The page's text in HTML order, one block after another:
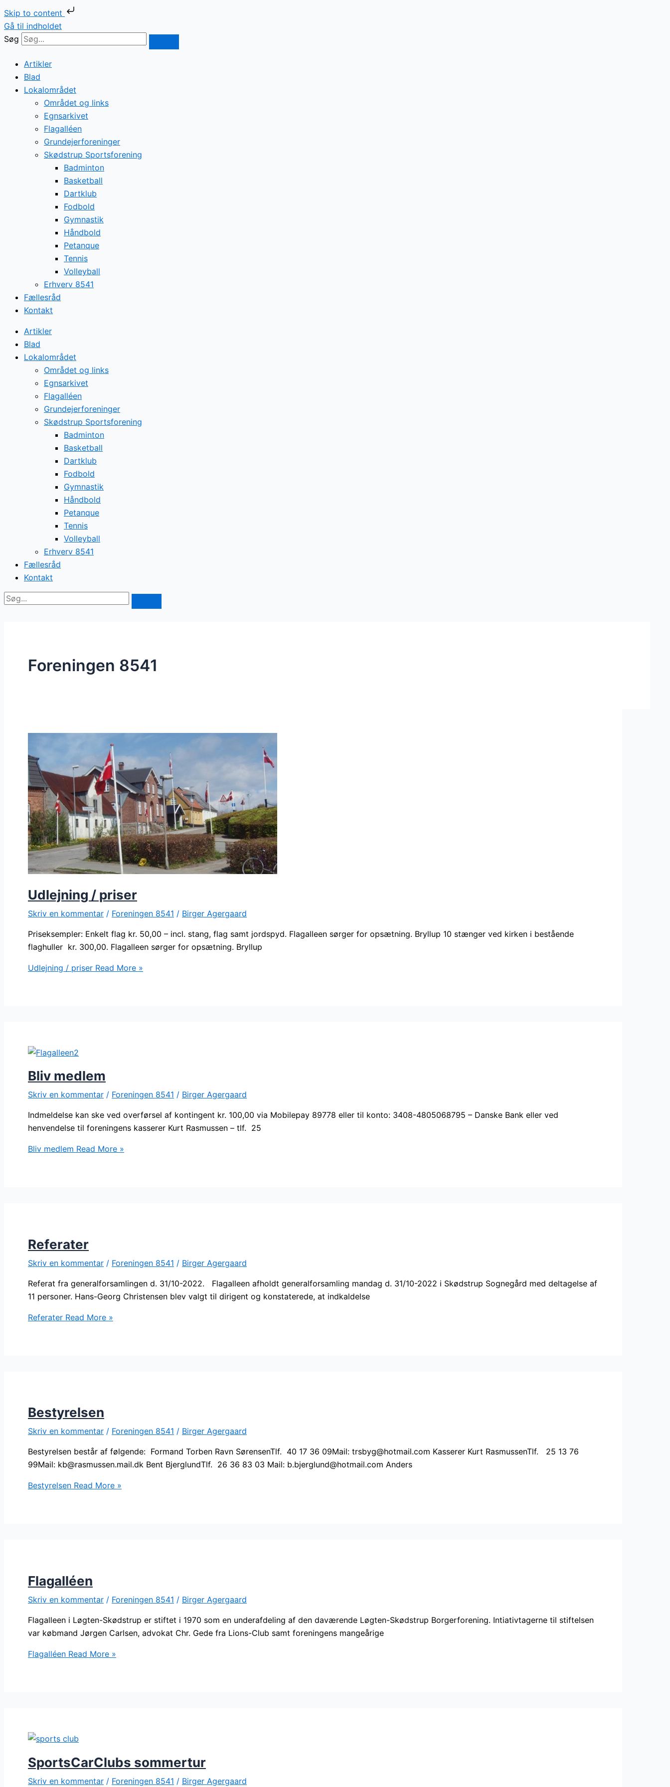
Skip to content
Gå til indholdet
Søg
Artikler
Blad
Lokalområdet
Området og links
Egnsarkivet
Flagalléen
Grundejerforeninger
Skødstrup Sportsforening
Badminton
Basketball
Dartklub
Fodbold
Gymnastik
Håndbold
Petanque
Tennis
Volleyball
Erhverv 8541
Fællesråd
Kontakt
Artikler
Blad
Lokalområdet
Området og links
Egnsarkivet
Flagalléen
Grundejerforeninger
Skødstrup Sportsforening
Badminton
Basketball
Dartklub
Fodbold
Gymnastik
Håndbold
Petanque
Tennis
Volleyball
Erhverv 8541
Fællesråd
Kontakt
Foreningen 8541
Udlejning / priser
Skriv en kommentar / Foreningen 8541 / Birger Agergaard
Priseksempler: Enkelt flag kr. 50,00 – incl. stang, flag samt jordspyd. Flagalleen sørger for opsætning. Bryllup 10 stænger ved kirken i bestående
flaghuller kr. 300,00. Flagalleen sørger for opsætning. Bryllup
Udlejning / priser Read More »
Bliv medlem
Skriv en kommentar / Foreningen 8541 / Birger Agergaard
Indmeldelse kan ske ved overførsel af kontingent kr. 100,00 via Mobilepay 89778 eller til konto: 3408-4805068795 – Danske Bank eller ved
henvendelse til foreningens kasserer Kurt Rasmussen – tlf. 25
Bliv medlem Read More »
Referater
Skriv en kommentar / Foreningen 8541 / Birger Agergaard
Referat fra generalforsamlingen d. 31/10-2022. Flagalleen afholdt generalforsamling mandag d. 31/10-2022 i Skødstrup Sognegård med deltagelse af
11 personer. Hans-Georg Christensen blev valgt til dirigent og konstaterede, at indkaldelse
Referater Read More »
Bestyrelsen
Skriv en kommentar / Foreningen 8541 / Birger Agergaard
Bestyrelsen består af følgende: Formand Torben Ravn SørensenTlf. 40 17 36 09Mail: trsbyg@hotmail.com Kasserer Kurt RasmussenTlf. 25 13 76
99Mail: kb@rasmussen.mail.dk Bent BjerglundTlf. 26 36 83 03 Mail: b.bjerglund@hotmail.com Anders
Bestyrelsen Read More »
Flagalléen
Skriv en kommentar / Foreningen 8541 / Birger Agergaard
Flagalleen i Løgten-Skødstrup er stiftet i 1970 som en underafdeling af den daværende Løgten-Skødstrup Borgerforening. Intiativtagerne til stiftelsen
var købmand Jørgen Carlsen, advokat Chr. Gede fra Lions-Club samt foreningens mangeårige
Flagalléen Read More »
SportsCarClubs sommertur
Skriv en kommentar / Foreningen 8541 / Birger Agergaard